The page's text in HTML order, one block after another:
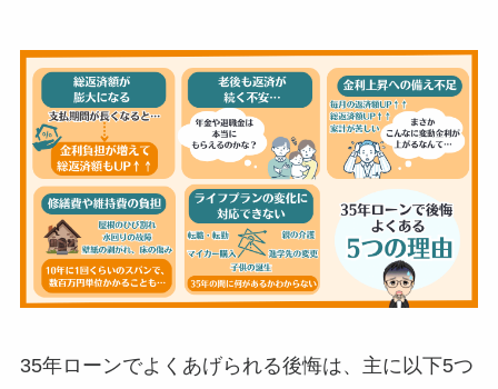
35年ローンでよくあげられる後悔は、主に以下5つ